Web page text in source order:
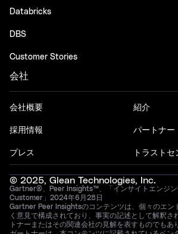
Databricks
DBS
Customer Stories
会社
会社概要
採用情報
プレス
紹介
パートナー
トラストセ
© 2025, Glean Technologies, Inc.
Gartner®、Peer Insights™、「インサイトエンジ
Customer」2024年6月28日
Gartner Peer Insightsのコンテンツは、個々のエン
く意見で構成されており、事実の記述として解釈さ
トナーまたはその関連会社の見解を表すものでもあ